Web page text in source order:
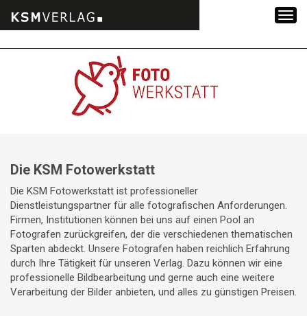
Die KSM Fotowerkstatt
Die KSM Fotowerkstatt ist professioneller
Dienstleistungspartner für alle fotografischen Anforderungen.
Firmen, Institutionen können bei uns auf einen Pool an
Fotografen zurückgreifen, der die verschiedenen thematischen
Sparten abdeckt. Unsere Fotografen haben reichlich Erfahrung
durch Ihre Tätigkeit für unseren Verlag. Dazu können wir eine
professionelle Bildbearbeitung und gerne auch eine weitere
Verarbeitung der Bilder anbieten, und alles zu günstigen Preisen.